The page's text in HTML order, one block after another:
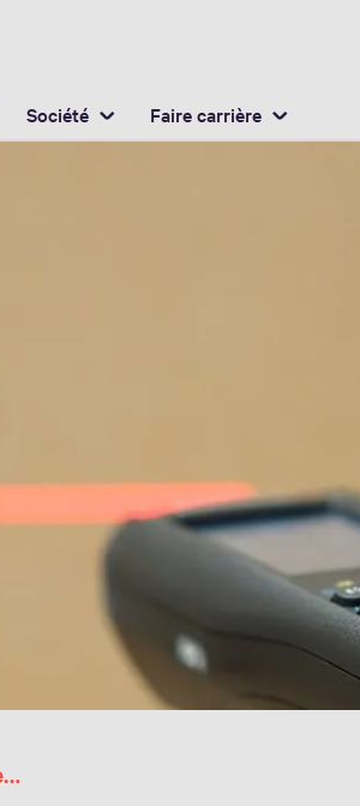
Société Faire carrière
Centre de services consolidés